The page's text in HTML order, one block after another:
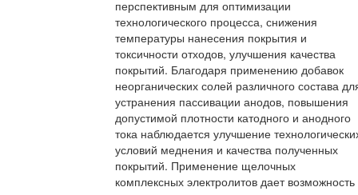
перспективным для оптимизации
технологического процесса, снижения
температуры нанесения покрытия и
токсичности отходов, улучшения качества
покрытий. Благодаря применению добавок
неорганических солей различного состава
устранения пассивации анодов, повышения
допустимой плотности катодного и анодного
тока наблюдается улучшение
условий меднения и качества полученных
покрытий. Применение щелочных
комплексных электролитов дает возможность